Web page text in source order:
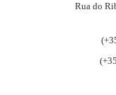
Rua do